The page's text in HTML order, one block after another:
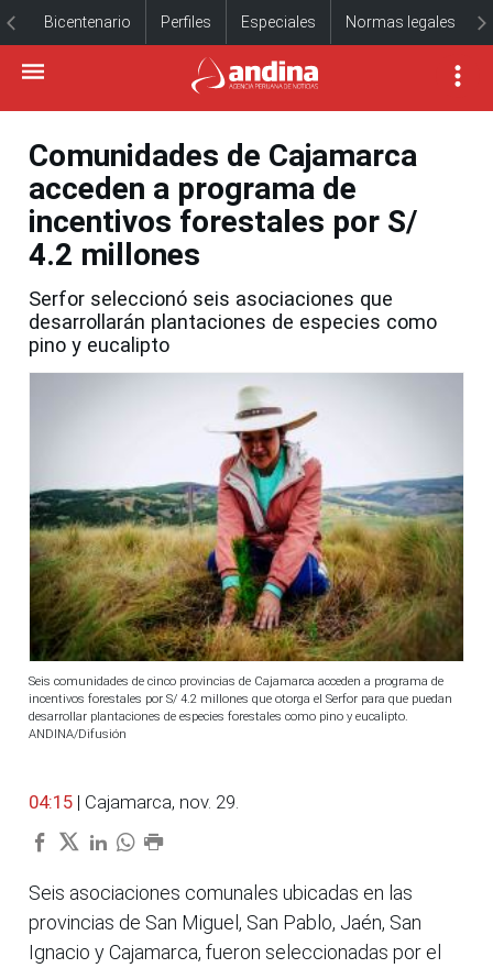
Bicentenario Perfiles Especiales Normas legales
Comunidades de Cajamarca
acceden a programa de
incentivos forestales por S/
4.2 millones
Serfor seleccionó seis asociaciones que
desarrollarán plantaciones de especies como
pino y eucalipto
Seis comunidades de cinco provincias de Cajamarca acceden a programa de
incentivos forestales por S/ 4.2 millones que otorga el Serfor para que puedan
desarrollar plantaciones de especies forestales como pino y eucalipto.
ANDINA/Difusión
04:15 | Cajamarca, nov. 29.
Seis asociaciones comunales ubicadas en las
provincias de San Miguel, San Pablo, Jaén, San
Ignacio y Cajamarca, fueron seleccionadas por el